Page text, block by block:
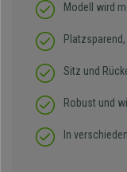
Modell wird
Sitz und
Robust und
In